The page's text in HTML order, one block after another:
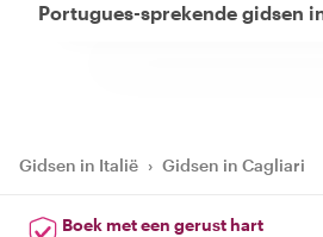
Portugues-sprekende gidsen
Gidsen in Italië › Gidsen in Cagliari
Boek met een gerust hart